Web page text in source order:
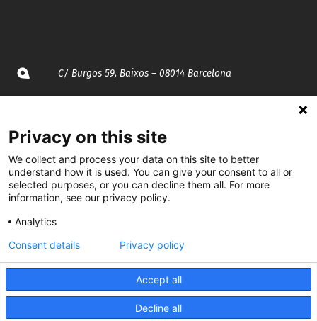
C/ Burgos 59, Baixos – 08014 Barcelona
935 120 481
@CGTCatalunya
CGTCatalunya
cgtcatalunya
Privacy on this site
We collect and process your data on this site to better
understand how it is used. You can give your consent to all or
selected purposes, or you can decline them all. For more
information, see our privacy policy.
Analytics
Accept all
Decline all
Consent details Privacy policy